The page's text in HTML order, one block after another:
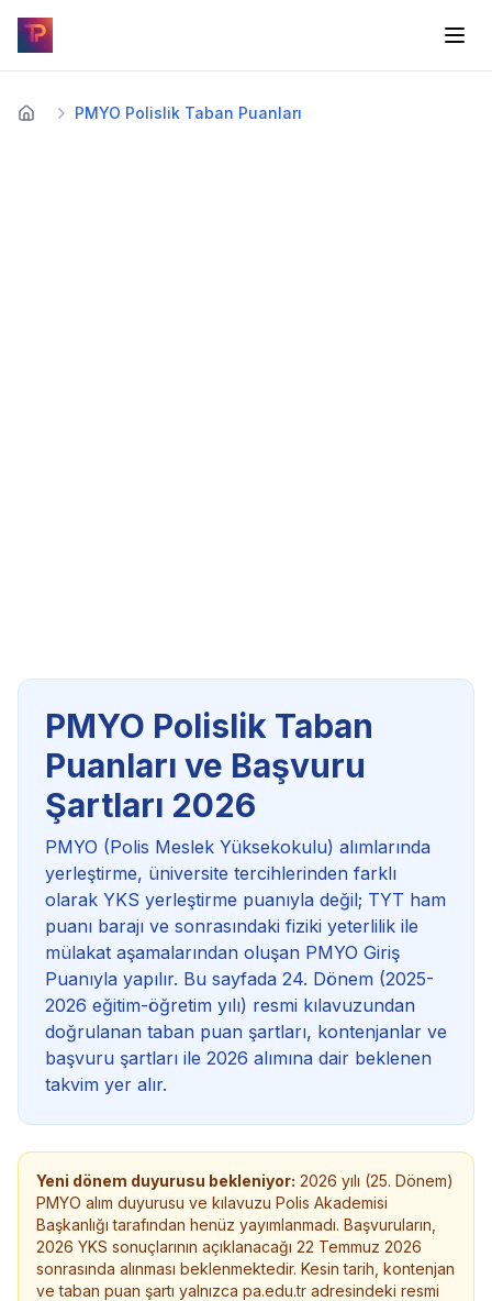
PMYO Polislik Taban Puanları
PMYO Polislik Taban
Puanları ve Başvuru
Şartları 2026
PMYO (Polis Meslek Yüksekokulu) alımlarında
yerleştirme, üniversite tercihlerinden farklı
olarak YKS yerleştirme puanıyla değil; TYT ham
puanı barajı ve sonrasındaki fiziki yeterlilik ile
mülakat aşamalarından oluşan PMYO Giriş
Puanıyla yapılır. Bu sayfada 24. Dönem (2025-
2026 eğitim-öğretim yılı) resmi kılavuzundan
doğrulanan taban puan şartları, kontenjanlar ve
başvuru şartları ile 2026 alımına dair beklenen
takvim yer alır.
Yeni dönem duyurusu bekleniyor: 2026 yılı (25. Dönem)
PMYO alım duyurusu ve kılavuzu Polis Akademisi
Başkanlığı tarafından henüz yayımlanmadı. Başvuruların,
2026 YKS sonuçlarının açıklanacağı 22 Temmuz 2026
sonrasında alınması beklenmektedir. Kesin tarih, kontenjan
ve taban puan şartı yalnızca pa.edu.tr adresindeki resmi